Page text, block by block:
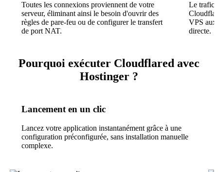
Toutes les connexions proviennent de votre
serveur, éliminant ainsi le besoin d'ouvrir des
règles de pare-feu ou de configurer le transfert
de port NAT.
Le trafic
VPS aux
directe.
Pourquoi exécuter Cloudflared avec
Hostinger ?
Lancement en un clic
Lancez votre application instantanément grâce à une
configuration préconfigurée, sans installation manuelle
complexe.